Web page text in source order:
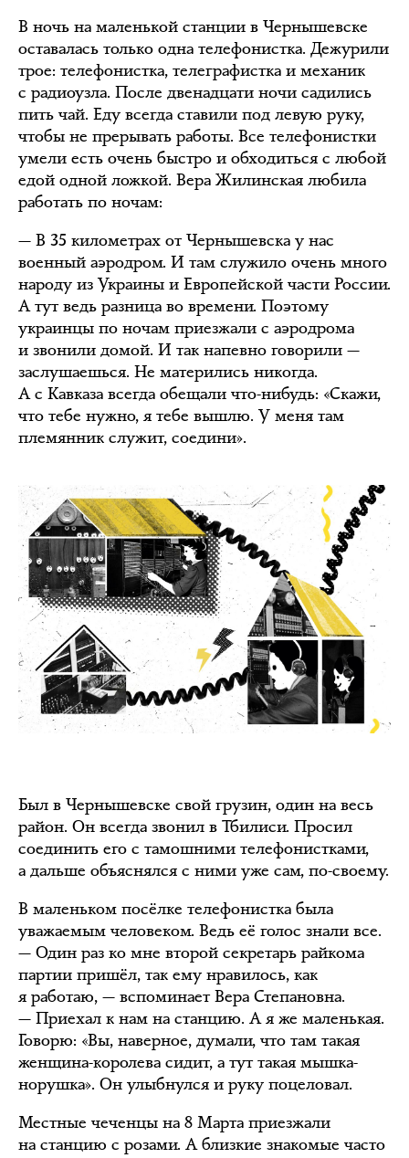
В ночь на маленькой станции в Чернышевске
оставалась только одна телефонистка. Дежурили
трое: телефонистка, телеграфистка и механик
с радиоузла. После двенадцати ночи садились
пить чай. Еду всегда ставили под левую руку,
чтобы не прерывать работы. Все телефонистки
умели есть очень быстро и обходиться с любой
едой одной ложкой. Вера Жилинская любила
работать по ночам:
— В 35 километрах от Чернышевска у нас
военный аэродром. И там служило очень много
народу из Украины и Европейской части России.
А тут ведь разница во времени. Поэтому
украинцы по ночам приезжали с аэродрома
и звонили домой. И так напевно говорили —
заслушаешься. Не матерились никогда.
А с Кавказа всегда обещали что-нибудь: «Скажи,
что тебе нужно, я тебе вышлю. У меня там
племянник служит, соедини».
Был в Чернышевске свой грузин, один на весь
район. Он всегда звонил в Тбилиси. Просил
соединить его с тамошними телефонистками,
а дальше объяснялся с ними уже сам, по-своему.
В маленьком посёлке телефонистка была
уважаемым человеком. Ведь её голос знали все.
— Один раз ко мне второй секретарь райкома
партии пришёл, так ему нравилось, как
я работаю, — вспоминает Вера Степановна.
— Приехал к нам на станцию. А я же маленькая.
Говорю: «Вы, наверное, думали, что там такая
женщина-королева сидит, а тут такая мышка-
норушка». Он улыбнулся и руку поцеловал.
Местные чеченцы на 8 Марта приезжали
на станцию с розами. А близкие знакомые часто